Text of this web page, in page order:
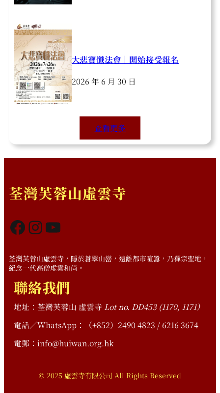
大悲寶懺法會｜開始接受報名
2026 年 6 月 30 日
查看更多
荃灣芙蓉山虛雲寺
Facebook InstagramYouTube
荃灣芙蓉山虛雲寺，隱於蒼翠山巒，遠離都市喧囂，乃禪宗聖地，
紀念一代高僧虛雲和尚。
聯絡我們
地址：荃灣芙蓉山 虛雲寺 Lot no. DD453 (1170, 1171）
電話／WhatsApp：（+852）2490 4823 / 6216 3674
電郵：info@huiwan.org.hk
© 2025 虛雲寺有限公司 All Rights Reserved